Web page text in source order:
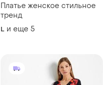
Платье женское стильное
тренд
L и еще 5